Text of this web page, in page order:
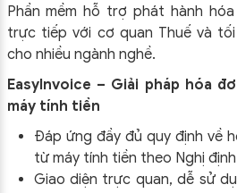
Phần mềm hỗ trợ phát hành
trực tiếp với cơ quan Thuế và
cho nhiều ngành nghề.
EasyInvoice – Giải pháp hóa
máy tính tiền
Đáp ứng đầy đủ quy định về
từ máy tính tiền theo Nghị
Giao diện trực quan, dễ sử